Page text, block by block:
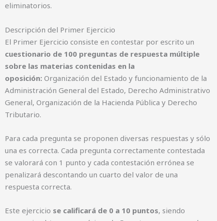
eliminatorios.
Descripción del Primer Ejercicio
El Primer Ejercicio consiste en contestar por escrito un
cuestionario de 100 preguntas de respuesta múltiple
sobre las materias contenidas en la
oposición: Organización del Estado y funcionamiento de la
Administración General del Estado, Derecho Administrativo
General, Organización de la Hacienda Pública y Derecho
Tributario.
Para cada pregunta se proponen diversas respuestas y sólo
una es correcta. Cada pregunta correctamente contestada
se valorará con 1 punto y cada contestación errónea se
penalizará descontando un cuarto del valor de una
respuesta correcta.
Este ejercicio se calificará de 0 a 10 puntos, siendo